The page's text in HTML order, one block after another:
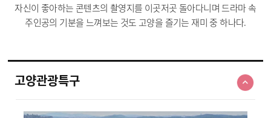
자신이 좋아하는 콘텐츠의 촬영지를 이곳저곳 돌아다니며 드라마 속
주인공의 기분을 느껴보는 것도 고양을 즐기는 재미 중 하나다.
고양관광특구